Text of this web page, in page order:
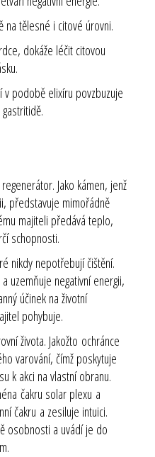
na tělesné i citové úrovni.
dokáže léčit citovou
v podobě elixíru povzbuzuje
Jako kámen, jenž
představuje mimořádně
majiteli předává teplo,
schopnosti.
nikdy nepotřebují čištění.
uzemňuje negativní energii,
účinek na životní
pohybuje.
života. Jakožto ochránce
varování, čímž poskytuje
k akci na vlastní obranu.
čakru solar plexu a
čakru a zesiluje intuici.
osobnosti a uvádí je do